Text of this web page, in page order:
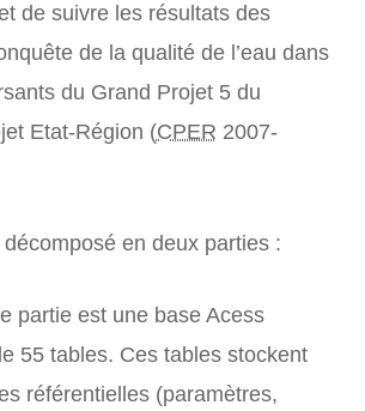
de suivre les résultats des
de la qualité de l’eau dans
du Grand Projet 5 du
Etat-Région (CPER 2007-
décomposé en deux parties :
partie est une base Acess
55 tables. Ces tables stockent
référentielles (paramètres,